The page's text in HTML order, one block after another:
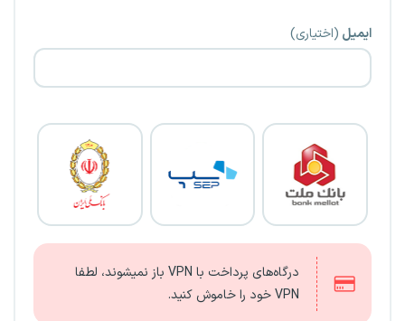
ایمیل (اختیاری)
درگاه‌های پرداخت با VPN باز نمیشوند، لطفا
VPN خود را خاموش کنید.